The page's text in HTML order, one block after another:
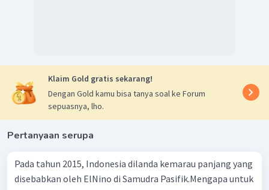
Klaim Gold gratis sekarang!
Dengan Gold kamu bisa tanya soal ke Forum
sepuasnya, lho.
Pertanyaan serupa
Pada tahun 2015, Indonesia dilanda kemarau panjang yang
disebabkan oleh ElNino di Samudra Pasifik.Mengapa untuk